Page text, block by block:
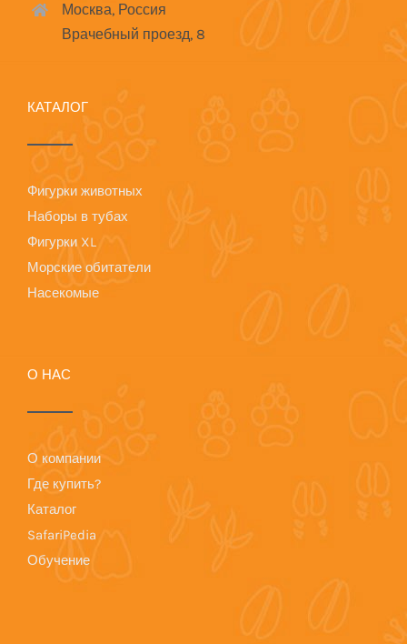
Москва, Россия
Врачебный проезд, 8
КАТАЛОГ
Фигурки животных
Наборы в тубах
Фигурки XL
Морские обитатели
Насекомые
О НАС
О компании
Где купить?
Каталог
SafariPedia
Обучение